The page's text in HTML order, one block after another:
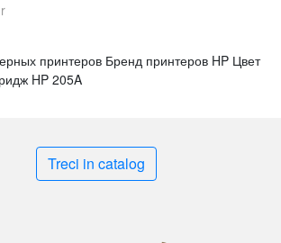
принтеров Бренд принтеров HP Цвет
HP 205A
Treci in catalog